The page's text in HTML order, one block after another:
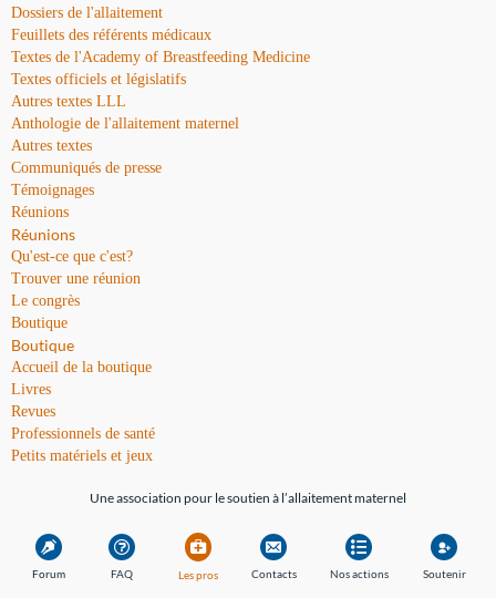
Dossiers de l'allaitement
Feuillets des référents médicaux
Textes de l'Academy of Breastfeeding Medicine
Textes officiels et législatifs
Autres textes LLL
Anthologie de l'allaitement maternel
Autres textes
Communiqués de presse
Témoignages
Réunions
Réunions
Qu'est-ce que c'est?
Trouver une réunion
Le congrès
Boutique
Boutique
Accueil de la boutique
Livres
Revues
Professionnels de santé
Petits matériels et jeux
Une association pour le soutien à l’allaitement maternel
Forum FAQ Les pros Contacts Nos actions Soutenir